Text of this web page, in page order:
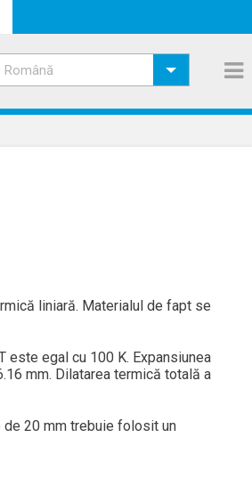
Română
liniară. Materialul de fapt se
este egal cu 100 K. Expansiunea
mm. Dilatarea termică totală a
de 20 mm trebuie folosit un